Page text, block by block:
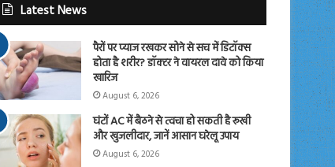
Latest News
पैरों पर प्याज रखकर सोने से सच में डिटॉक्स
होता है शरीर? डॉक्टर ने वायरल दावे को किया
खारिज
August 6, 2026
घंटों AC में बैठने से त्वचा हो सकती है रूखी
और खुजलीदार, जानें आसान घरेलू उपाय
August 6, 2026